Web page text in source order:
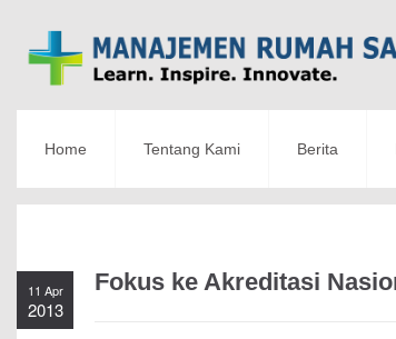
Home Tentang Kami Berita
11 Apr
2013
Fokus ke Akreditasi